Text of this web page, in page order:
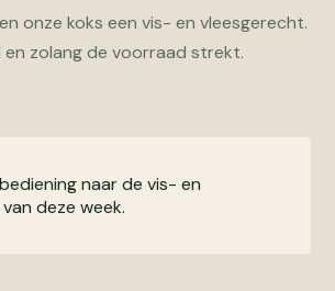
onze koks een vis- en vleesgerecht.
en zolang de voorraad strekt.
naar de vis- en
deze week.